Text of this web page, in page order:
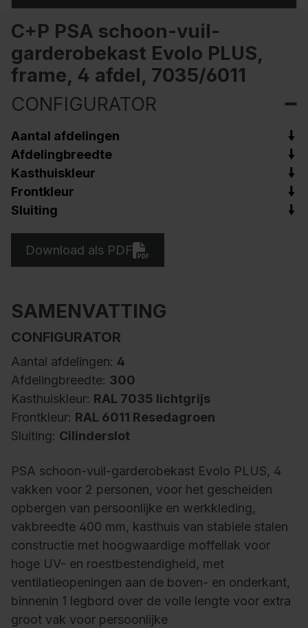
C+P PSA schoon-vuil-
garderobekast Evolo PLUS,
frame, 4 afdel, 7035/6011
CONFIGURATOR
Aantal afdelingen
Afdelingbreedte
Kasthuiskleur
Frontkleur
Sluiting
Download als PDF
SAMENVATTING
CONFIGURATOR
Aantal afdelingen: 4
Afdelingbreedte: 300
Kasthuiskleur: RAL 7035 lichtgrijs
Frontkleur: RAL 6011 Resedagroen
Sluiting: Cilinderslot
PSA schoon-vuil-garderobekast Evolo PLUS, 4
vakken voor 2 personen, voor het gescheiden
opbergen van persoonlijke en werkkleding,
vakbreedte 400 mm, kasthuis van stabiele stalen
constructie met hoogwaardige moffellak voor
hoge UV- en roestbestendigheid, met
ventilatieopeningen aan de boven- en onderkant,
binnenin 1 legbord over de volle lengte voor extra
groot vak voor persoonlijke